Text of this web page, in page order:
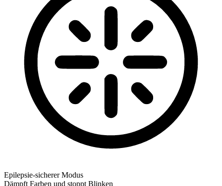
Epilepsie-sicherer Modus
Dämpft Farben und stoppt Blinken